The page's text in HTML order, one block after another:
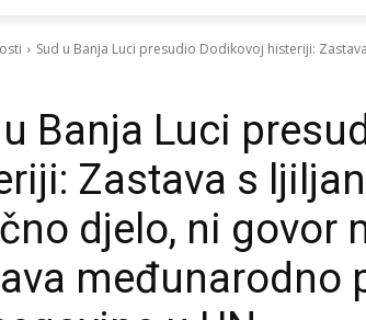
Sud u Banja Luci presudio Dodikovoj histeriji:
Banja Luci
Zastava s
djelo, ni govor
međunarodno